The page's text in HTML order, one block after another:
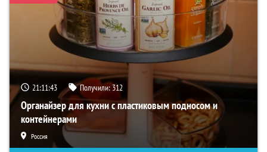
21:11:42 Получили: 312
Органайзер для кухни с пластиковым подносом и
контейнерами
Россия